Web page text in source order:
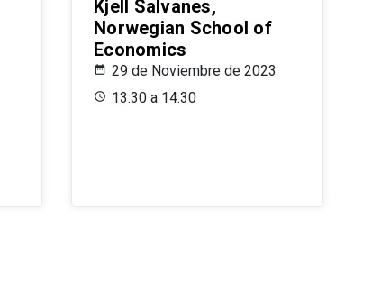
Kjell Salvanes,
Norwegian School of
Economics
29 de Noviembre de 2023
13:30 a 14:30